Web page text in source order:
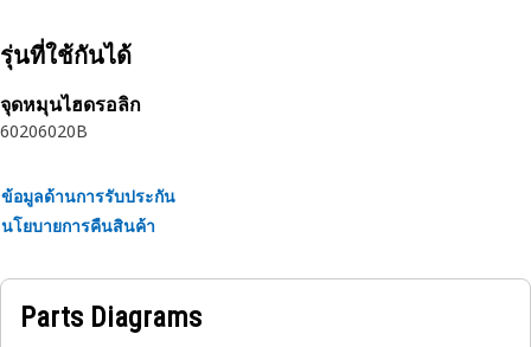
• Enhances efficiency and reliability.
• Constructed from materials compatible with lubricants,
corrosion-resistant, and durable.
distribution valves, reduces friction and wear, enhances
performance, and extends operational life and minimizing
รุ่นที่ใช้กันได้
จุดหมุนไฮดรอลิก
60206020B
ข้อมูลด้านการรับประกัน
นโยบายการคืนสินค้า
Parts Diagrams